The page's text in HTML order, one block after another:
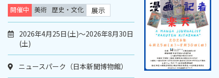
開催中 美術 歴史・文化 展示
2026年4月25日(土)～2026年8月30日
(土)
ニュースパーク（日本新聞博物館）